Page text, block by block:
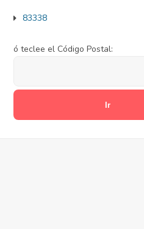
83338
ó teclee el Código Postal: